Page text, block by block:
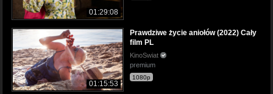
01:29:08
01:15:53
Prawdziwe życie aniołów (2022) Cały
film PL
KinoSwiat
premium
1080p